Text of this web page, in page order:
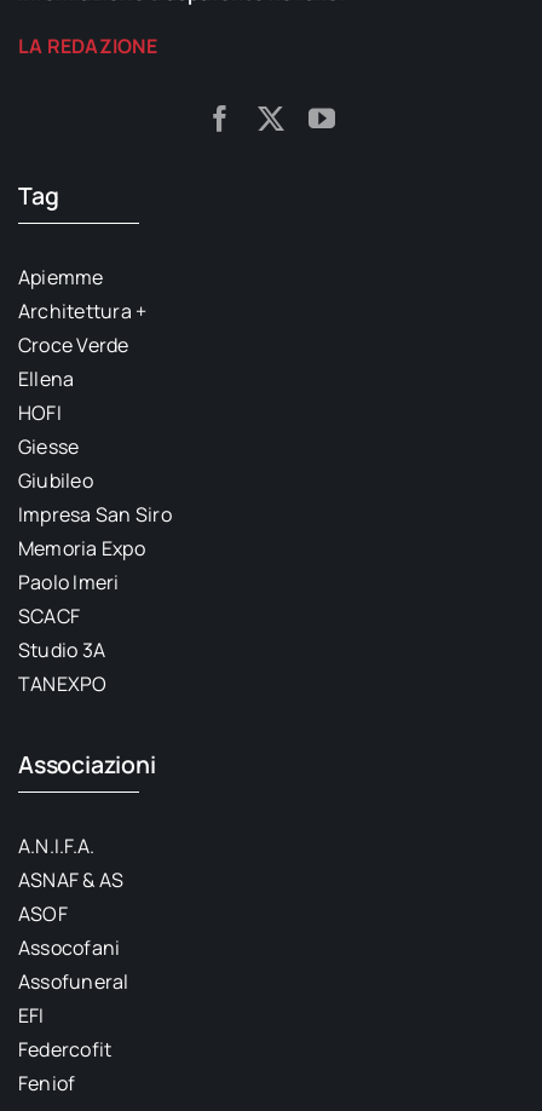
LA REDAZIONE
Tag
Apiemme
Architettura +
Croce Verde
Ellena
HOFI
Giesse
Giubileo
Impresa San Siro
Memoria Expo
Paolo Imeri
SCACF
Studio 3A
TANEXPO
Associazioni
A.N.I.F.A.
ASNAF & AS
ASOF
Assocofani
Assofuneral
EFI
Federcofit
Feniof